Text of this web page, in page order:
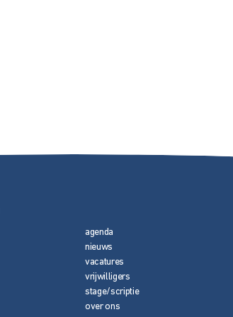
agenda
nieuws
vacatures
vrijwilligers
stage/scriptie
over ons